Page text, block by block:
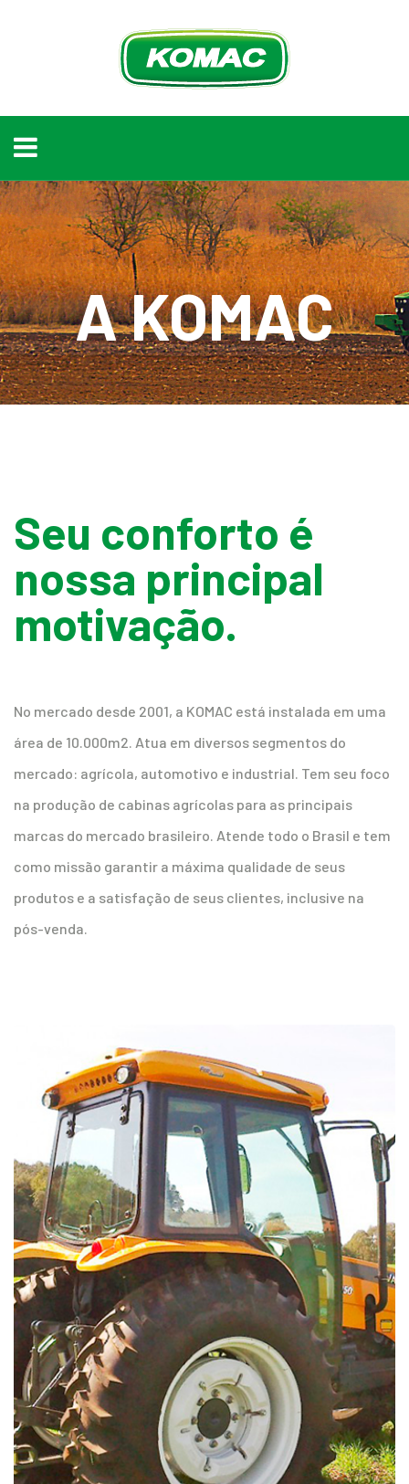
A KOMAC
Seu conforto é
nossa principal
motivação.
No mercado desde 2001, a KOMAC está instalada em uma
área de 10.000m2. Atua em diversos segmentos do
mercado: agrícola, automotivo e industrial. Tem seu foco
na produção de cabinas agrícolas para as principais
marcas do mercado brasileiro. Atende todo o Brasil e tem
como missão garantir a máxima qualidade de seus
produtos e a satisfação de seus clientes, inclusive na
pós-venda.